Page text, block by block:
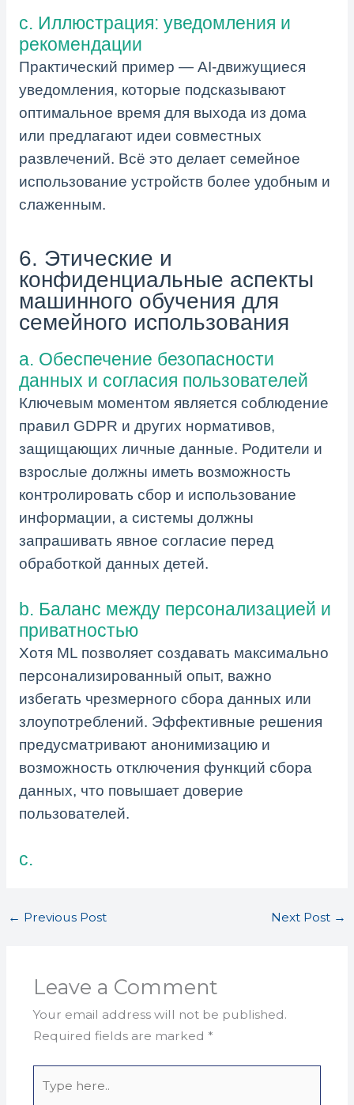
c. Иллюстрация: уведомления и
рекомендации
Практический пример — AI-движущиеся
уведомления, которые подсказывают
оптимальное время для выхода из дома
или предлагают идеи совместных
развлечений. Всё это делает семейное
использование устройств более удобным и
слаженным.
6. Этические и
конфиденциальные аспекты
машинного обучения для
семейного использования
a. Обеспечение безопасности
данных и согласия пользователей
Ключевым моментом является соблюдение
правил GDPR и других нормативов,
защищающих личные данные. Родители и
взрослые должны иметь возможность
контролировать сбор и использование
информации, а системы должны
запрашивать явное согласие перед
обработкой данных детей.
b. Баланс между персонализацией и
приватностью
Хотя ML позволяет создавать максимально
персонализированный опыт, важно
избегать чрезмерного сбора данных или
злоупотреблений. Эффективные решения
предусматривают анонимизацию и
возможность отключения функций сбора
данных, что повышает доверие
пользователей.
c.
← Previous Post Next Post →
Leave a Comment
Your email address will not be published.
Required fields are marked *
here..